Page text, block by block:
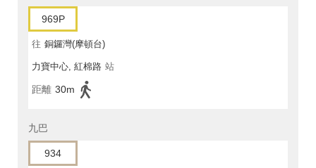
969P
往 銅鑼灣(摩頓台)
力寶中心, 紅棉路 站
距離 30m
九巴
934